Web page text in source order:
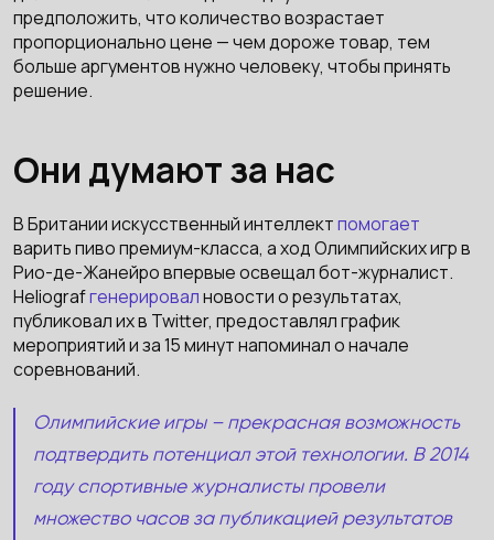
предположить, что количество возрастает
пропорционально цене — чем дороже товар, тем
больше аргументов нужно человеку, чтобы принять
решение.
Они думают за нас
В Британии искусственный интеллектпомогает
варить пиво премиум-класса, а ход Олимпийских игр в
Рио-де-Жанейро впервые освещал бот-журналист.
Heliografгенерировалновости о результатах,
публиковал их в Twitter, предоставлял график
мероприятий и за 15 минут напоминал о начале
соревнований.
Олимпийские игры – прекрасная возможность
подтвердить потенциал этой технологии. В 2014
году спортивные журналисты провели
множество часов за публикацией результатов